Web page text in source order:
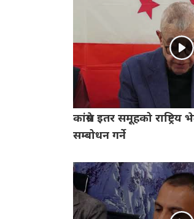
कांग्रेस इतर समूहको
सम्बोधन गर्ने